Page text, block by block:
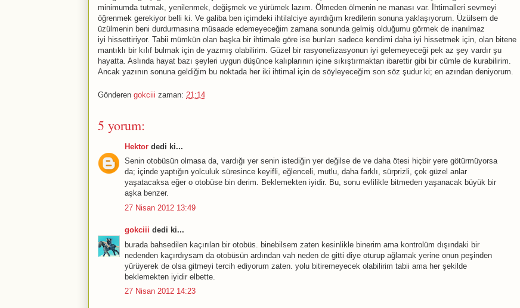
minimumda tutmak, yenilenmek, değişmek ve yürümek lazım. Ölmeden ölmenin ne manası var. İhtimalleri sevmeyi
öğrenmek gerekiyor belli ki. Ve galiba ben içimdeki ihtilalciye ayırdığım kredilerin sonuna yaklaşıyorum. Üzülsem de
üzülmenin beni durdurmasına müsaade edemeyeceğim zamana sonunda gelmiş olduğumu görmek de inanılmaz
iyi hissettiriyor. Tabii mümkün olan başka bir ihtimale göre ise bunları sadece kendimi daha iyi hissetmek için, olan bitene
mantıklı bir kılıf bulmak için de yazmış olabilirim. Güzel bir rasyonelizasyonun iyi gelemeyeceği pek az şey vardır şu
hayatta. Aslında hayat bazı şeyleri uygun düşünce kalıplarının içine sıkıştırmaktan ibarettir gibi bir cümle de kurabilirim.
Ancak yazının sonuna geldiğim bu noktada her iki ihtimal için de söyleyeceğim son söz şudur ki; en azından deniyorum.
Gönderen gokciii zaman: 21:14
5 yorum:
Hektor dedi ki...
Senin otobüsün olmasa da, vardığı yer senin istediğin yer değilse de ve daha ötesi hiçbir yere götürmüyorsa
da; içinde yaptığın yolculuk süresince keyifli, eğlenceli, mutlu, daha farklı, sürprizli, çok güzel anlar
yaşatacaksa eğer o otobüse bin derim. Beklemekten iyidir. Bu, sonu evlilikle bitmeden yaşanacak büyük bir
aşka benzer.
27 Nisan 2012 13:49
gokciii dedi ki...
burada bahsedilen kaçırılan bir otobüs. binebilsem zaten kesinlikle binerim ama kontrolüm dışındaki bir
nedenden kaçırdıysam da otobüsün ardından vah neden de gitti diye oturup ağlamak yerine onun peşinden
yürüyerek de olsa gitmeyi tercih ediyorum zaten. yolu bitiremeyecek olabilirim tabii ama her şekilde
beklemekten iyidir elbette.
27 Nisan 2012 14:23